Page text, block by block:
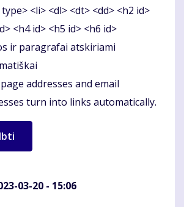
<li> <dl> <dt> <dd> <h2 id>
<h4 id> <h5 id> <h6 id>
ir paragrafai atskiriami
addresses and email
turn into links automatically.
03-20 - 15:06